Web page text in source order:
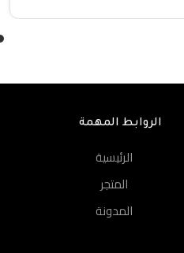
الروابط المهمة
الرئيسية
المتجر
المدونة